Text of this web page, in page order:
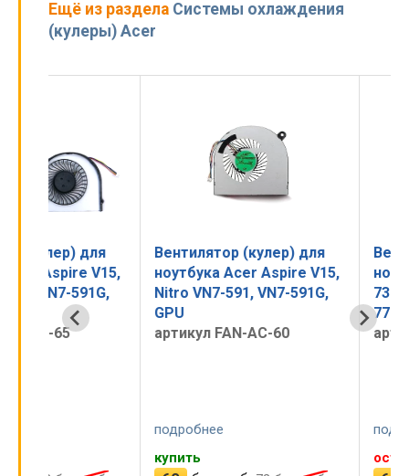
Ещё из раздела Системы охлаждения
(кулеры) Acer
Вентилятор (кулер) для
ноутбука Acer Aspire V15,
Nitro VN7-591, VN7-591G,
GPU
артикул FAN-AC-60
Вентилятор
ноутбука Acer
731, V3-731G,
771G, V3-772,
артикул FAN-V3-
оставить заявку